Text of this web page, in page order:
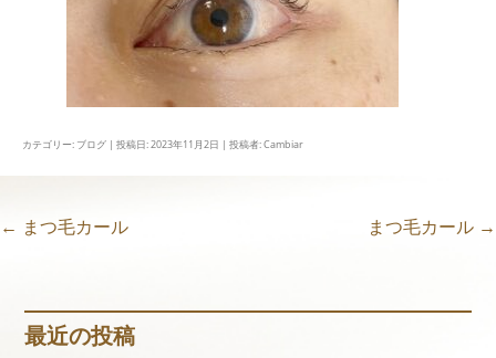
カテゴリー: ブログ | 投稿日:2023年11月2日 | 投稿者:Cambiar
投
ナ
← まつ毛カール まつ毛カール →
最近の投稿